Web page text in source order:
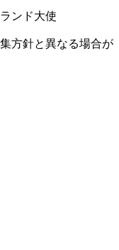
ンド大使
方針と異なる場合が